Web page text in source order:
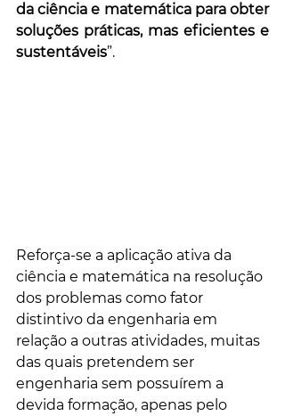
da ciência e matemática para obter
soluções práticas, mas eficientes e
sustentáveis”.
Reforça-se a aplicação ativa da
ciência e matemática na resolução
dos problemas como fator
distintivo da engenharia em
relação a outras atividades, muitas
das quais pretendem ser
engenharia sem possuírem a
devida formação, apenas pelo